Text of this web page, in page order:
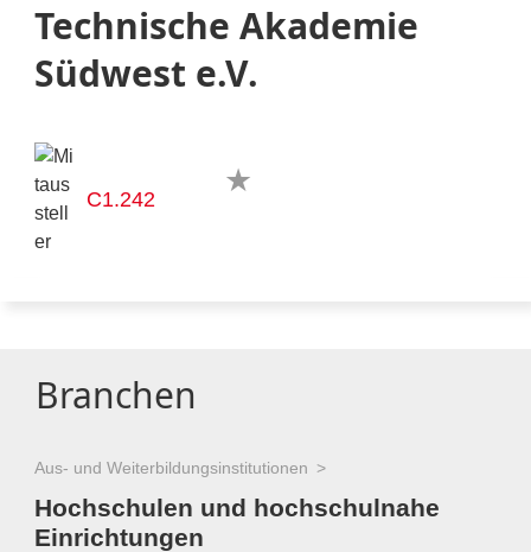
Technische Akademie
Südwest e.V.
C1.242
Branchen
Aus- und Weiterbildungsinstitutionen
Hochschulen und hochschulnahe
Einrichtungen